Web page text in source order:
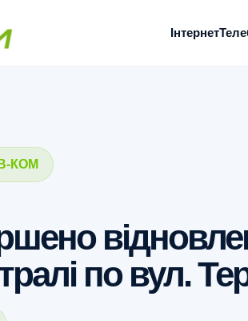
Інтернет
КОМ
по вул.